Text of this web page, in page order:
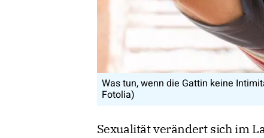
Was tun, wenn die Gattin keine
Fotolia)
Sexualität verändert sich im